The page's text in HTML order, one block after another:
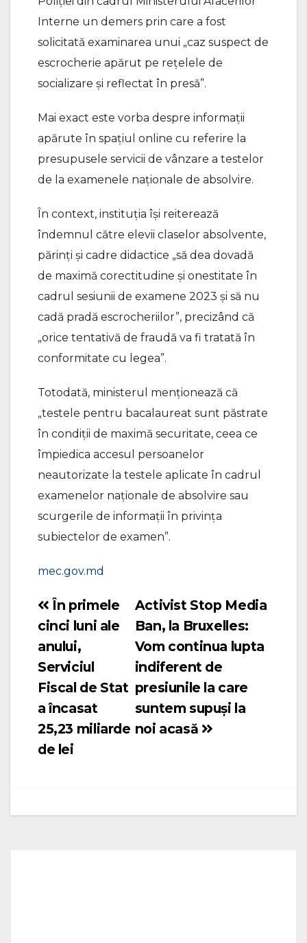
Interne un demers prin care a fost
solicitată examinarea unui „caz suspect de
escrocherie apărut pe rețelele de
socializare și reflectat în presă”.
Mai exact este vorba despre informații
apărute în spațiul online cu referire la
presupusele servicii de vânzare a testelor
de la examenele naționale de absolvire.
În context, instituția își reiterează
îndemnul către elevii claselor absolvente,
părinți și cadre didactice „să dea dovadă
de maximă corectitudine și onestitate în
cadrul sesiunii de examene 2023 și să nu
cadă pradă escrocheriilor”, precizând că
„orice tentativă de fraudă va fi tratată în
conformitate cu legea”.
Totodată, ministerul menționează că
„testele pentru bacalaureat sunt păstrate
în condiții de maximă securitate, ceea ce
împiedica accesul persoanelor
neautorizate la testele aplicate în cadrul
examenelor naționale de absolvire sau
scurgerile de informații în privința
subiectelor de examen”.
mec.gov.md
Navigare
în
articole
Activist Stop Media
Ban, la Bruxelles:
Vom continua lupta
indiferent de
presiunile la care
suntem supuși la
noi acasă
În primele
cinci luni ale
anului,
Serviciul
Fiscal de Stat
a încasat
25,23 miliarde
de lei